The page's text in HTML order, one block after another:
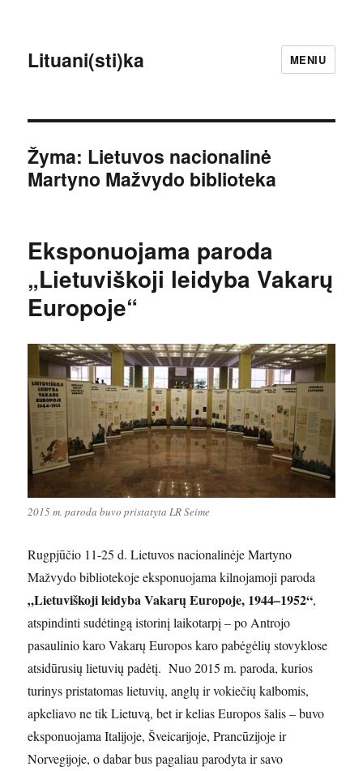
Lituani(sti)ka MENIU
Žyma: Lietuvos nacionalinė
Martyno Mažvydo biblioteka
Eksponuojama paroda
„Lietuviškoji leidyba Vakarų
Europoje“
2015 m. paroda buvo pristatyta LR Seime
Rugpjūčio 11-25 d. Lietuvos nacionalinėje Martyno
Mažvydo bibliotekoje eksponuojama kilnojamoji paroda
„Lietuviškoji leidyba Vakarų Europoje, 1944–1952“,
atspindinti sudėtingą istorinį laikotarpį – po Antrojo
pasaulinio karo Vakarų Europos karo pabėgėlių stovyklose
atsidūrusių lietuvių padėtį. Nuo 2015 m. paroda, kurios
turinys pristatomas lietuvių, anglų ir vokiečių kalbomis,
apkeliavo ne tik Lietuvą, bet ir kelias Europos šalis – buvo
eksponuojama Italijoje, Šveicarijoje, Prancūzijoje ir
Norvegijoje, o dabar bus pagaliau parodyta ir savo